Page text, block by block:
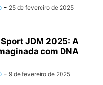
- 25 de fevereiro de 2025
JDM 2025: A
com DNA
- 9 de fevereiro de 2025